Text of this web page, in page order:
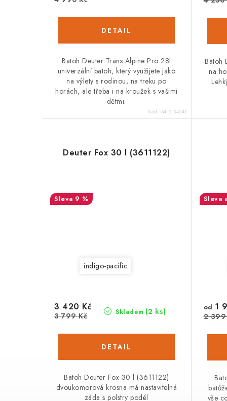
Batoh Deuter Trans Alpine Pro 28l
univerzální batoh, který využijete jako
na výlety s rodinou, na treku po
horách, ale třeba i na kroužek s vašimi
dětmi.
Kód: 6412.34241
Batoh
na
Deuter Fox 30 l (3611122)
9 %
indigo-pacific
Skladem (2 ks)
3 420 Kč
3 799 Kč
Batoh Deuter Fox 30 l (3611122)
dvoukomorová krosna má nastavitelná
záda s polstry podél
od 1
2 399
vše